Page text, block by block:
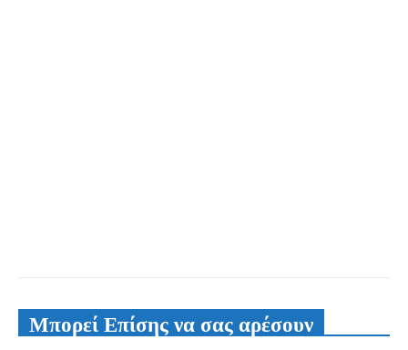
Μπορεί Επίσης να σας αρέσουν